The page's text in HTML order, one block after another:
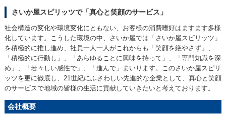
さいか屋スピリッツで「真心と笑顔のサービス」
社会構造の変化や環境変化にともない、お客様の消費嗜好はますます多様
化しています。こうした環境の中、さいか屋では「さいか屋スピリッツ」
を積極的に推し進め、社員一人一人がこれからも「笑顔を絶やさず」、
「積極的に行動し」、「あらゆることに興味を持って」、「専門知識を深
め」、「若々しい感性で」、「進んで」まいります。このさいか屋スピリ
ッツを更に徹底し、21世紀にふさわしい先進的な企業として、真心と笑顔
のサービスで地域の皆様の生活に貢献していきたいと考えております。
会社概要